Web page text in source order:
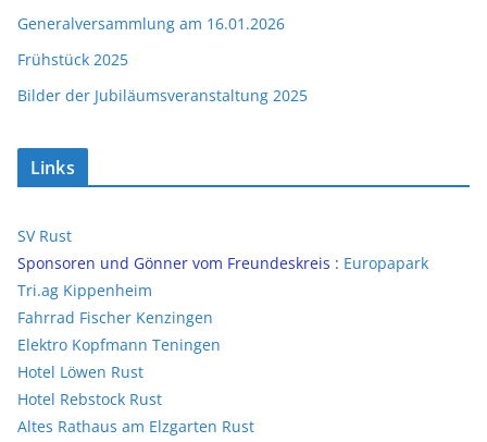
Generalversammlung am 16.01.2026
Frühstück 2025
Bilder der Jubiläumsveranstaltung 2025
Links
SV Rust
Sponsoren und Gönner vom Freundeskreis : Europapark
Tri.ag Kippenheim
Fahrrad Fischer Kenzingen
Elektro Kopfmann Teningen
Hotel Löwen Rust
Hotel Rebstock Rust
Altes Rathaus am Elzgarten Rust